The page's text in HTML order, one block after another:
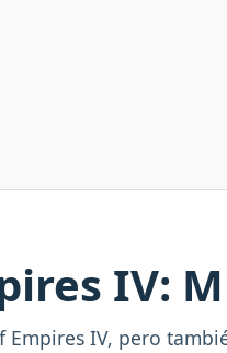
IV:
Empires IV, pero